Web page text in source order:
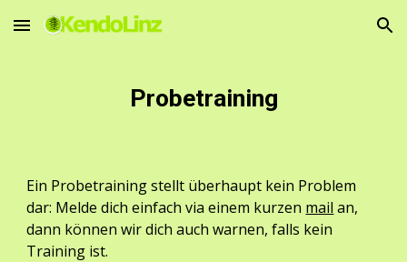
Skip to main content Skip to navigation
Probetraining
Ein Probetraining stellt überhaupt kein Problem
dar: Melde dich einfach via einem kurzen mail an,
dann können wir dich auch warnen, falls kein
Training ist.